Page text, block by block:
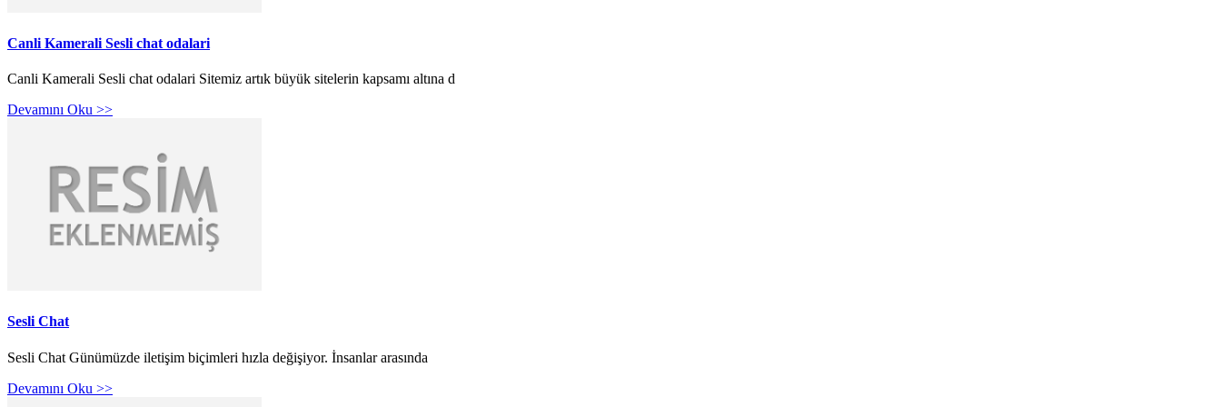
Canli Kamerali Sesli chat odalari
Canli Kamerali Sesli chat odalari Sitemiz artık büyük sitelerin kapsamı altına d
Devamını Oku >>
Sesli Chat
Sesli Chat Günümüzde iletişim biçimleri hızla değişiyor. İnsanlar arasında
Devamını Oku >>